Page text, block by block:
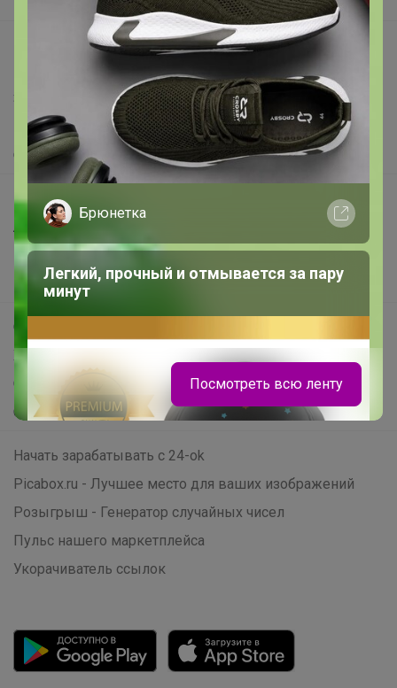
support@24-ok.ru
Написать в поддержку
Защита покупателя
Помощь
О нас
Все предложения
Анонсы
Новости
Поддержка альпак
Самое выгодное
Хиты продаж
Самое желанное
Самое быстрое
Начать зарабатывать с 24-ok
Picabox.ru - Лучшее место для ваших изображений
Розыгрыш - Генератор случайных чисел
Пульс нашего маркетплейса
Укорачиватель ссылок
Брюнетка
Легкий, прочный и отмывается за пару
минут
Посмотреть всю ленту